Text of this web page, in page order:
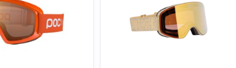
AAN WINKELWAGEN